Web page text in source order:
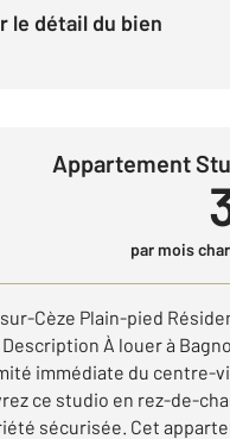
le détail du bien
Appartement
par mois
Cèze Plain-pied
À louer à
immédiate du centre-
ce studio en rez-de-
sécurisée. Cet